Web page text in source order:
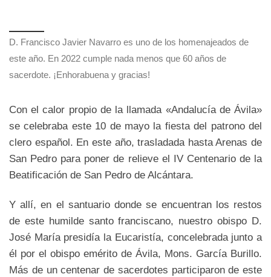
D. Francisco Javier Navarro es uno de los homenajeados de
este año. En 2022 cumple nada menos que 60 años de
sacerdote. ¡Enhorabuena y gracias!
Con el calor propio de la llamada «Andalucía de Ávila»
se celebraba este 10 de mayo la fiesta del patrono del
clero español. En este año, trasladada hasta Arenas de
San Pedro para poner de relieve el IV Centenario de la
Beatificación de San Pedro de Alcántara.
Y allí, en el santuario donde se encuentran los restos
de este humilde santo franciscano, nuestro obispo D.
José María presidía la Eucaristía, concelebrada junto a
él por el obispo emérito de Ávila, Mons. García Burillo.
Más de un centenar de sacerdotes participaron de este